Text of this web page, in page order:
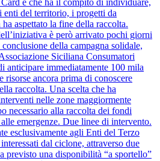
e che ha il compito di individuare,
enti del territorio, i progetti da
aspettato la fine della raccolta.
è però arrivato pochi giorni
della campagna solidale,
Siciliana Consumatori
anticipare immediatamente 100 mila
ancora prima di conoscere
raccolta. Una scelta che ha
nelle zone maggiormente
necessario alla raccolta dei fondi
emergenze. Due linee di intervento.
esclusivamente agli Enti del Terzo
dal ciclone, attraverso due
previsto una disponibilità “a sportello”